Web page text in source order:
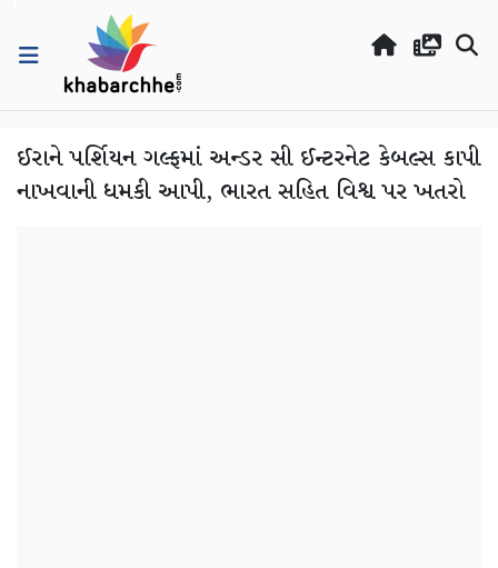
ઈરાને પર્શિયન ગલ્ફમાં અન્ડર સી ઈન્ટરનેટ કેબલ્સ કાપી
નાખવાની ધમકી આપી, ભારત સહિત વિશ્વ પર ખતરો